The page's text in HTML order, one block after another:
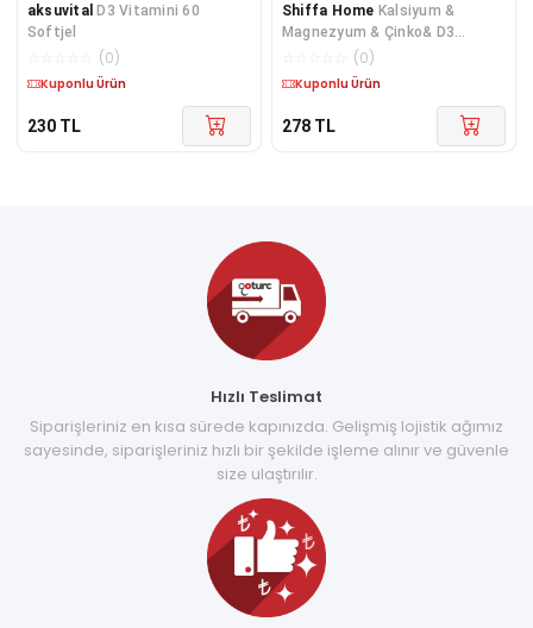
aksuvital D3 Vitamini 60
Softjel
(0)
Kuponlu Ürün
230 TL
Shiffa Home Kalsiyum &
Magnezyum & Çinko& D3
Vitamini 20 Tablet Derin
(0)
Kuponlu Ürün
278 TL
Hızlı Teslimat
Siparişleriniz en kısa sürede kapınızda. Gelişmiş lojistik ağımız
sayesinde, siparişleriniz hızlı bir şekilde işleme alınır ve güvenle
size ulaştırılır.